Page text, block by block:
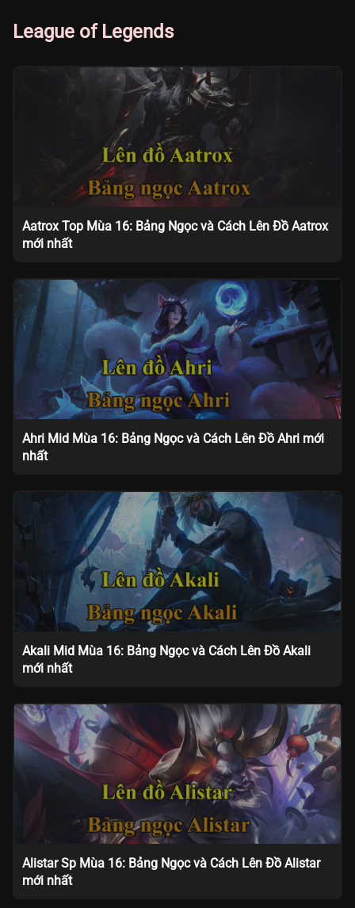
League of Legends
Aatrox Top Mùa 16: Bảng Ngọc và Cách Lên Đồ Aatrox
mới nhất
Ahri Mid Mùa 16: Bảng Ngọc và Cách Lên Đồ Ahri mới
nhất
Akali Mid Mùa 16: Bảng Ngọc và Cách Lên Đồ Akali
mới nhất
Alistar Sp Mùa 16: Bảng Ngọc và Cách Lên Đồ Alistar
mới nhất